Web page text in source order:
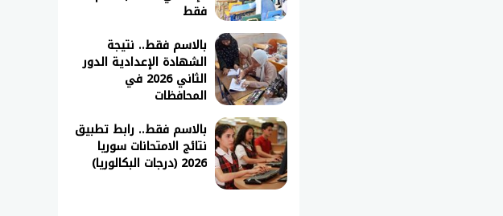
فقط
بالاسم فقط.. نتيجة
الشهادة الإعدادية الدور
الثاني 2026 في
المحافظات
بالاسم فقط.. رابط تطبيق
نتائج الامتحانات سوريا
2026 (درجات البكالوريا)